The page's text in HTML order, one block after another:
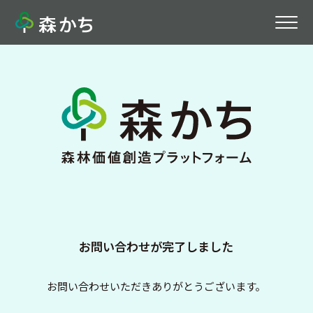
お問い合わせが完了しました
お問い合わせいただきありがとうございます。